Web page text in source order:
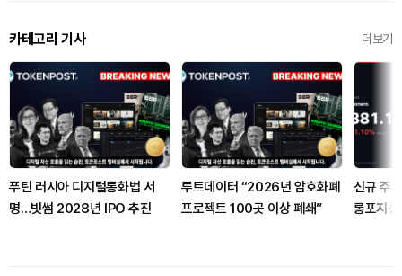
카테고리 기사 더보기
푸틴 러시아 디지털통화법 서
명…빗썸 2028년 IPO 추진
루트데이터 “2026년 암호화폐
프로젝트 100곳 이상 폐쇄”
신규 주
롱포지